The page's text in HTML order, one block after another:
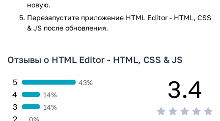
новую.
Перезапустите приложениe HTML Editor - HTML, CSS
& JS после обновления.
Отзывы о HTML Editor - HTML, CSS & JS
2 0%
3 14%
4 14%
5 43% 3.4